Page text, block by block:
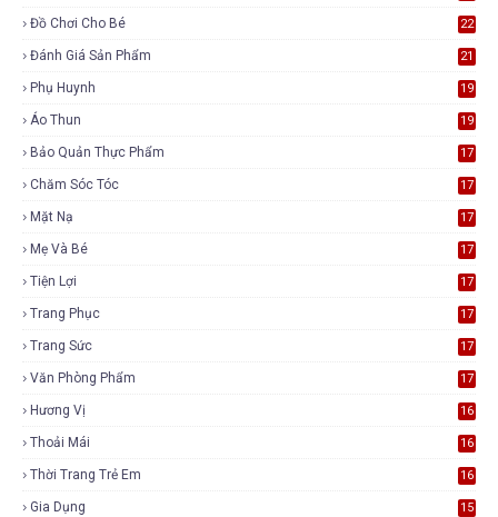
Đồ Chơi Cho Bé 22
Đánh Giá Sản Phẩm 21
Phụ Huynh 19
Áo Thun 19
Bảo Quản Thực Phẩm 17
Chăm Sóc Tóc 17
Mặt Nạ 17
Mẹ Và Bé 17
Tiện Lợi 17
Trang Phục 17
Trang Sức 17
Văn Phòng Phẩm 17
Hương Vị 16
Thoải Mái 16
Thời Trang Trẻ Em 16
Gia Dụng 15